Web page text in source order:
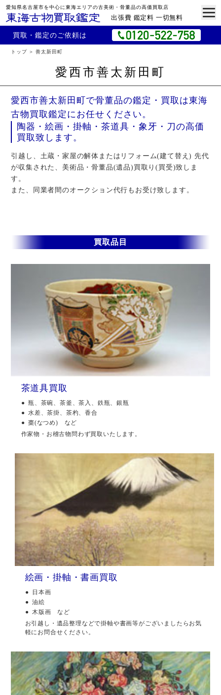
愛知県名古屋市を中心に東海エリアの古美術・骨董品の高価買取店
出張費 鑑定料 一切無料
買取・鑑定のご依頼は
トップ 善太新田町
愛西市善太新田町
愛西市善太新田町で骨董品の鑑定・買取は東海
古物買取鑑定にお任せください。
陶器・絵画・掛軸・茶道具・象牙・刀の高価
買取致します。
引越し、土蔵・家屋の解体またはリフォーム(建て替え) 先代
が収集された、美術品・骨董品(遺品)買取り(買受)致しま
す。
また、同業者間のオークション代行もお受け致します。
買取品目
茶道具買取
瓶、茶碗、茶釜、茶入、鉄瓶、銀瓶
水差、茶掛、茶杓、香合
棗(なつめ) など
作家物・お稽古物問わず買取いたします。
絵画・掛軸・書画買取
日本画
油絵
木版画 など
お引越し・遺品整理などで掛軸や書画等がございましたらお気
軽にお問合せください。